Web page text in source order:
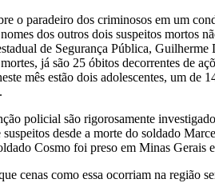
o paradeiro dos criminosos em um
dos outros dois suspeitos mortos
de Segurança Pública,
já são 25 óbitos decorrentes de
mês estão dois adolescentes, um
policial são rigorosamente
desde a morte do soldado
Cosmo foi preso em Minas Gerais
cenas como essa ocorriam na